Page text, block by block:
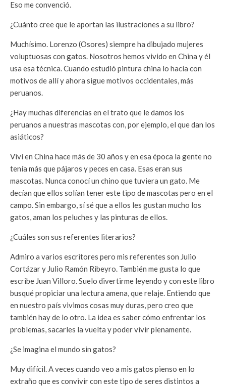
Eso me convenció.
¿Cuánto cree que le aportan las ilustraciones a su libro?
Muchísimo. Lorenzo (Osores) siempre ha dibujado mujeres
voluptuosas con gatos. Nosotros hemos vivido en China y él
usa esa técnica. Cuando estudió pintura china lo hacía con
motivos de allí y ahora sigue motivos occidentales, más
peruanos.
¿Hay muchas diferencias en el trato que le damos los
peruanos a nuestras mascotas con, por ejemplo, el que dan los
asiáticos?
Viví en China hace más de 30 años y en esa época la gente no
tenía más que pájaros y peces en casa. Esas eran sus
mascotas. Nunca conocí un chino que tuviera un gato. Me
decían que ellos solían tener este tipo de mascotas pero en el
campo. Sin embargo, sí sé que a ellos les gustan mucho los
gatos, aman los peluches y las pinturas de ellos.
¿Cuáles son sus referentes literarios?
Admiro a varios escritores pero mis referentes son Julio
Cortázar y Julio Ramón Ribeyro. También me gusta lo que
escribe Juan Villoro. Suelo divertirme leyendo y con este libro
busqué propiciar una lectura amena, que relaje. Entiendo que
en nuestro país vivimos cosas muy duras, pero creo que
también hay de lo otro. La idea es saber cómo enfrentar los
problemas, sacarles la vuelta y poder vivir plenamente.
¿Se imagina el mundo sin gatos?
Muy difícil. A veces cuando veo a mis gatos pienso en lo
extraño que es convivir con este tipo de seres distintos a